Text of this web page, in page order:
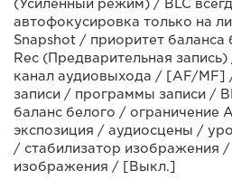
(Усиленный режим) / BLC
автофокусировка только на
Snapshot / приоритет
Rec (Предварительная
канал аудиовыхода / [AF/
записи / программы записи /
баланс белого / ограничение
экспозиция / аудиосцены /
/ стабилизатор изображения
изображения / [Выкл.]